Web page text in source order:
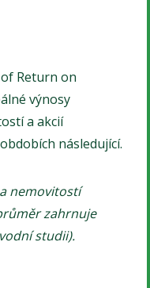
Return on
výnosy
a akcií
následující.
nemovitostí
zahrnuje
studii).